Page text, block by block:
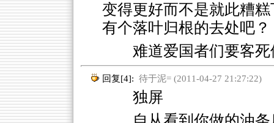
变得更好而不是就此糟
有个落叶归根的去处吧？
难道爱国者们要客
回复[4]: 待于泥= (2011-04-27 21:27:22)
独屏